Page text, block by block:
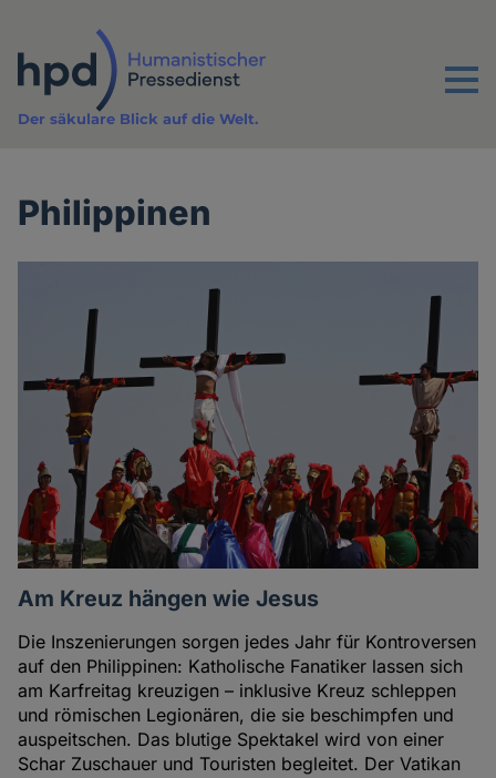
Inhalt
Menu
Der säkulare Blick auf die Welt.
Philippinen
Am Kreuz hängen wie Jesus
Die Inszenierungen sorgen jedes Jahr für Kontroversen
auf den Philippinen: Katholische Fanatiker lassen sich
am Karfreitag kreuzigen – inklusive Kreuz schleppen
und römischen Legionären, die sie beschimpfen und
auspeitschen. Das blutige Spektakel wird von einer
Schar Zuschauer und Touristen begleitet. Der Vatikan